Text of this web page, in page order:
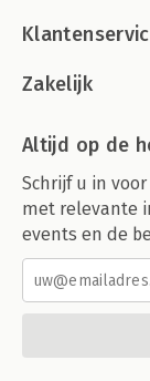
Zakelijk
Altijd op de
Schrijf u in
met relevante
events en de